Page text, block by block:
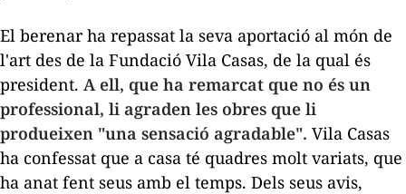
El berenar ha repassat la seva aportació al món de
l'art des de la Fundació Vila Casas, de la qual és
president. A ell, que ha remarcat que no és un
professional, li agraden les obres que li
produeixen "una sensació agradable". Vila Casas
ha confessat que a casa té quadres molt variats, que
ha anat fent seus amb el temps. Dels seus avis,